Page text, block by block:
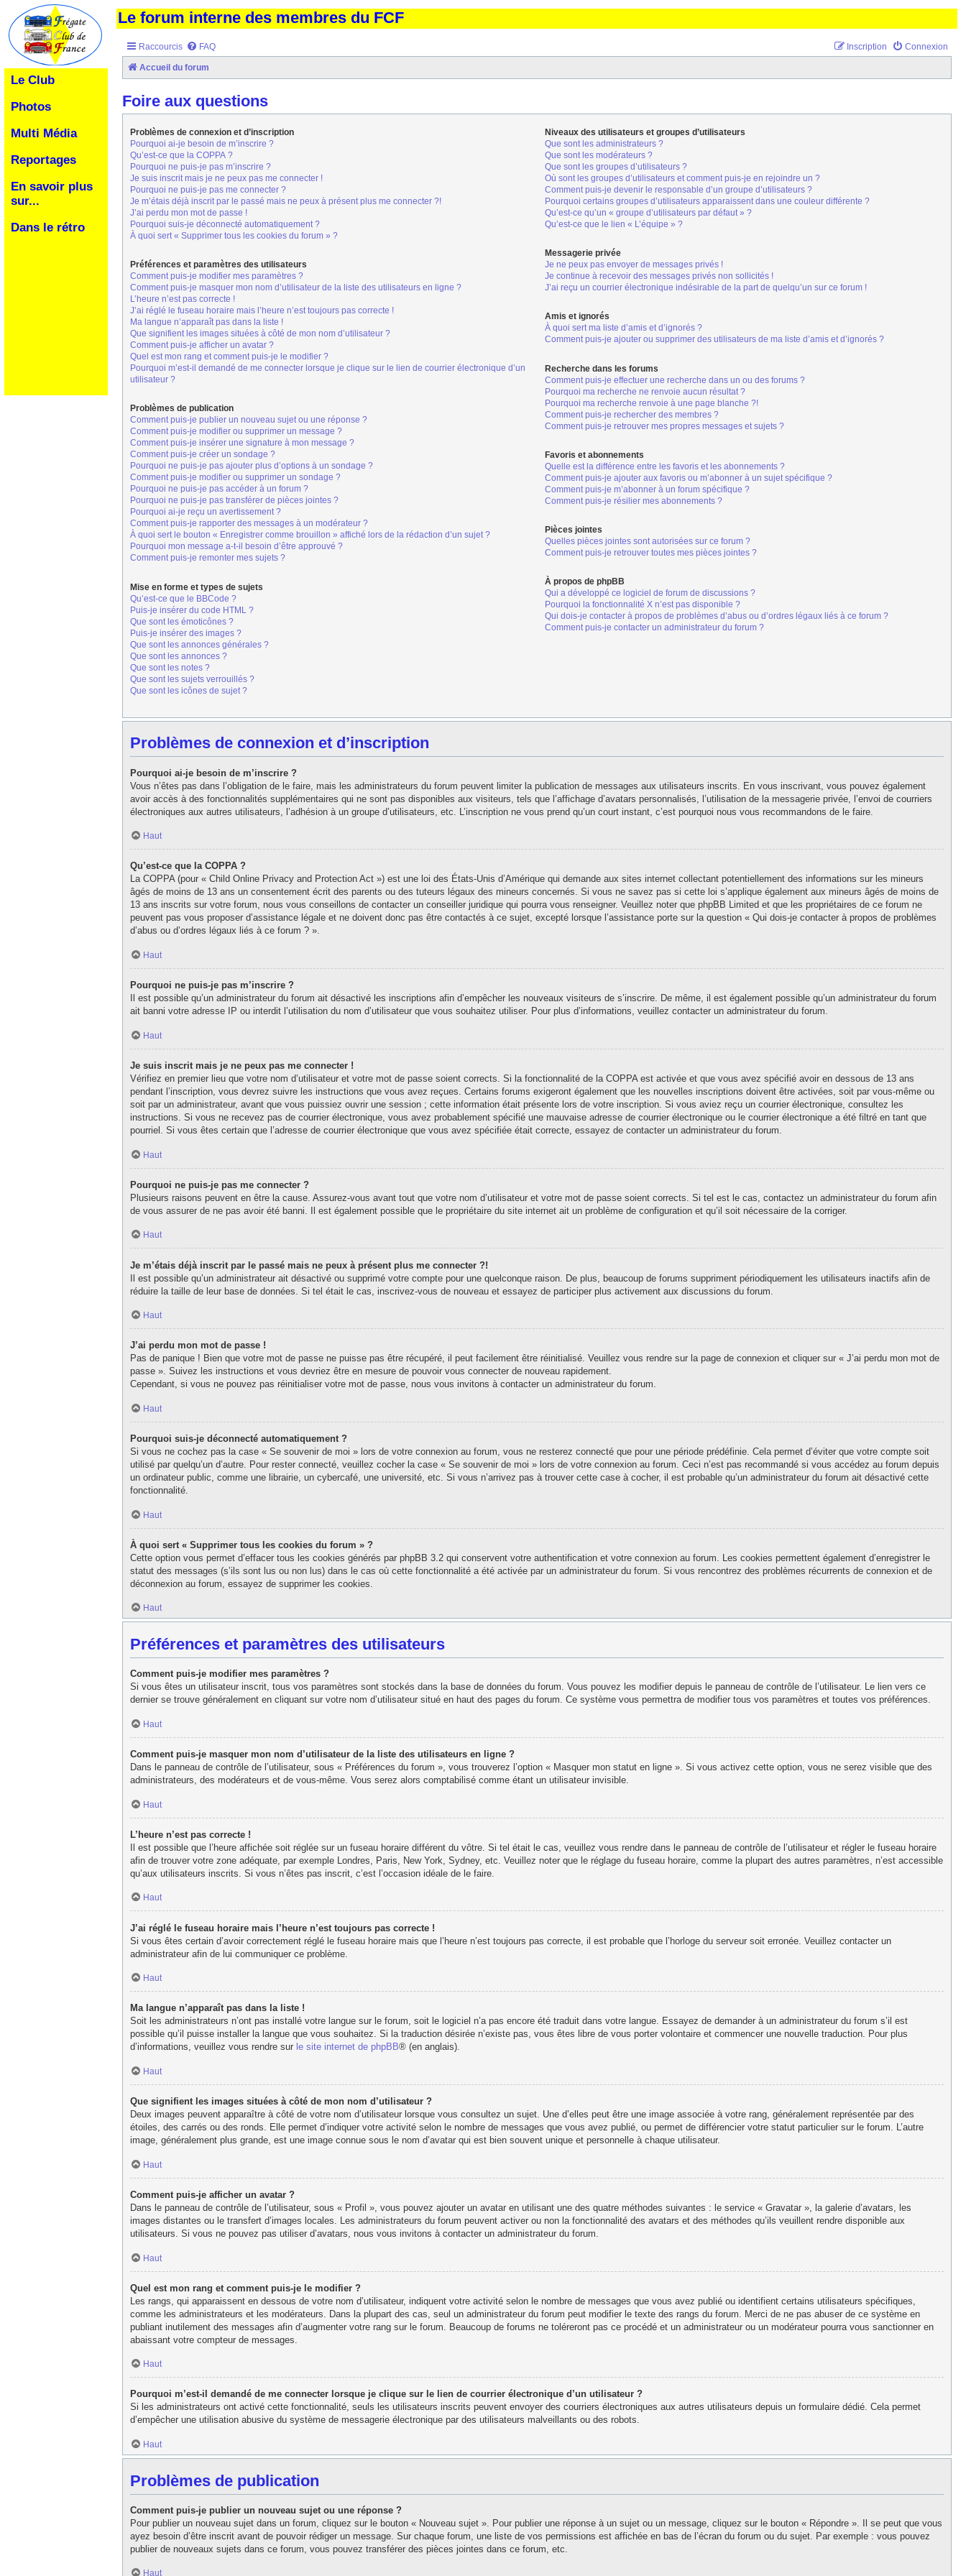
Le Club
Photos
Multi Média
Reportages
En savoir plus
sur...
Dans le rétro
Le forum interne des membres du FCF
Raccourcis FAQ Connexion
Inscription
Accueil du forum
Foire aux questions
Problèmes de connexion et d’inscription
Pourquoi ai-je besoin de m’inscrire ?
Qu’est-ce que la COPPA ?
Pourquoi ne puis-je pas m’inscrire ?
Je suis inscrit mais je ne peux pas me connecter !
Pourquoi ne puis-je pas me connecter ?
Je m’étais déjà inscrit par le passé mais ne peux à présent plus me connecter ?!
J’ai perdu mon mot de passe !
Pourquoi suis-je déconnecté automatiquement ?
À quoi sert « Supprimer tous les cookies du forum » ?
Préférences et paramètres des utilisateurs
Comment puis-je modifier mes paramètres ?
Comment puis-je masquer mon nom d’utilisateur de la liste des utilisateurs en ligne ?
L’heure n’est pas correcte !
J’ai réglé le fuseau horaire mais l’heure n’est toujours pas correcte !
Ma langue n’apparaît pas dans la liste !
Que signifient les images situées à côté de mon nom d’utilisateur ?
Comment puis-je afficher un avatar ?
Quel est mon rang et comment puis-je le modifier ?
Pourquoi m’est-il demandé de me connecter lorsque je clique sur le lien de courrier électronique d’un
utilisateur ?
Problèmes de publication
Comment puis-je publier un nouveau sujet ou une réponse ?
Comment puis-je modifier ou supprimer un message ?
Comment puis-je insérer une signature à mon message ?
Comment puis-je créer un sondage ?
Pourquoi ne puis-je pas ajouter plus d’options à un sondage ?
Comment puis-je modifier ou supprimer un sondage ?
Pourquoi ne puis-je pas accéder à un forum ?
Pourquoi ne puis-je pas transférer de pièces jointes ?
Pourquoi ai-je reçu un avertissement ?
Comment puis-je rapporter des messages à un modérateur ?
À quoi sert le bouton « Enregistrer comme brouillon » affiché lors de la rédaction d’un sujet ?
Pourquoi mon message a-t-il besoin d’être approuvé ?
Comment puis-je remonter mes sujets ?
Mise en forme et types de sujets
Qu’est-ce que le BBCode ?
Puis-je insérer du code HTML ?
Que sont les émoticônes ?
Puis-je insérer des images ?
Que sont les annonces générales ?
Que sont les annonces ?
Que sont les notes ?
Que sont les sujets verrouillés ?
Que sont les icônes de sujet ?
Niveaux des utilisateurs et groupes d’utilisateurs
Que sont les administrateurs ?
Que sont les modérateurs ?
Que sont les groupes d’utilisateurs ?
Où sont les groupes d’utilisateurs et comment puis-je en rejoindre un ?
Comment puis-je devenir le responsable d’un groupe d’utilisateurs ?
Pourquoi certains groupes d’utilisateurs apparaissent dans une couleur différente ?
Qu’est-ce qu’un « groupe d’utilisateurs par défaut » ?
Qu’est-ce que le lien « L’équipe » ?
Messagerie privée
Je ne peux pas envoyer de messages privés !
Je continue à recevoir des messages privés non sollicités !
J’ai reçu un courrier électronique indésirable de la part de quelqu’un sur ce forum !
Amis et ignorés
À quoi sert ma liste d’amis et d’ignorés ?
Comment puis-je ajouter ou supprimer des utilisateurs de ma liste d’amis et d’ignorés ?
Recherche dans les forums
Comment puis-je effectuer une recherche dans un ou des forums ?
Pourquoi ma recherche ne renvoie aucun résultat ?
Pourquoi ma recherche renvoie à une page blanche ?!
Comment puis-je rechercher des membres ?
Comment puis-je retrouver mes propres messages et sujets ?
Favoris et abonnements
Quelle est la différence entre les favoris et les abonnements ?
Comment puis-je ajouter aux favoris ou m’abonner à un sujet spécifique ?
Comment puis-je m’abonner à un forum spécifique ?
Comment puis-je résilier mes abonnements ?
Pièces jointes
Quelles pièces jointes sont autorisées sur ce forum ?
Comment puis-je retrouver toutes mes pièces jointes ?
À propos de phpBB
Qui a développé ce logiciel de forum de discussions ?
Pourquoi la fonctionnalité X n’est pas disponible ?
Qui dois-je contacter à propos de problèmes d’abus ou d’ordres légaux liés à ce forum ?
Comment puis-je contacter un administrateur du forum ?
Problèmes de connexion et d’inscription
Pourquoi ai-je besoin de m’inscrire ?
Vous n’êtes pas dans l’obligation de le faire, mais les administrateurs du forum peuvent limiter la publication de messages aux utilisateurs inscrits. En vous inscrivant, vous pouvez également
avoir accès à des fonctionnalités supplémentaires qui ne sont pas disponibles aux visiteurs, tels que l’affichage d’avatars personnalisés, l’utilisation de la messagerie privée, l’envoi de courriers
électroniques aux autres utilisateurs, l’adhésion à un groupe d’utilisateurs, etc. L’inscription ne vous prend qu’un court instant, c’est pourquoi nous vous recommandons de le faire.
Haut
Qu’est-ce que la COPPA ?
La COPPA (pour « Child Online Privacy and Protection Act ») est une loi des États-Unis d’Amérique qui demande aux sites internet collectant potentiellement des informations sur les mineurs
âgés de moins de 13 ans un consentement écrit des parents ou des tuteurs légaux des mineurs concernés. Si vous ne savez pas si cette loi s’applique également aux mineurs âgés de moins de
13 ans inscrits sur votre forum, nous vous conseillons de contacter un conseiller juridique qui pourra vous renseigner. Veuillez noter que phpBB Limited et que les propriétaires de ce forum ne
peuvent pas vous proposer d’assistance légale et ne doivent donc pas être contactés à ce sujet, excepté lorsque l’assistance porte sur la question « Qui dois-je contacter à propos de problèmes
d’abus ou d’ordres légaux liés à ce forum ? ».
Haut
Pourquoi ne puis-je pas m’inscrire ?
Il est possible qu’un administrateur du forum ait désactivé les inscriptions afin d’empêcher les nouveaux visiteurs de s’inscrire. De même, il est également possible qu’un administrateur du forum
ait banni votre adresse IP ou interdit l’utilisation du nom d’utilisateur que vous souhaitez utiliser. Pour plus d’informations, veuillez contacter un administrateur du forum.
Haut
Je suis inscrit mais je ne peux pas me connecter !
Vérifiez en premier lieu que votre nom d’utilisateur et votre mot de passe soient corrects. Si la fonctionnalité de la COPPA est activée et que vous avez spécifié avoir en dessous de 13 ans
pendant l’inscription, vous devrez suivre les instructions que vous avez reçues. Certains forums exigeront également que les nouvelles inscriptions doivent être activées, soit par vous-même ou
soit par un administrateur, avant que vous puissiez ouvrir une session ; cette information était présente lors de votre inscription. Si vous aviez reçu un courrier électronique, consultez les
instructions. Si vous ne recevez pas de courrier électronique, vous avez probablement spécifié une mauvaise adresse de courrier électronique ou le courrier électronique a été filtré en tant que
pourriel. Si vous êtes certain que l’adresse de courrier électronique que vous avez spécifiée était correcte, essayez de contacter un administrateur du forum.
Haut
Pourquoi ne puis-je pas me connecter ?
Plusieurs raisons peuvent en être la cause. Assurez-vous avant tout que votre nom d’utilisateur et votre mot de passe soient corrects. Si tel est le cas, contactez un administrateur du forum afin
de vous assurer de ne pas avoir été banni. Il est également possible que le propriétaire du site internet ait un problème de configuration et qu’il soit nécessaire de la corriger.
Haut
Je m’étais déjà inscrit par le passé mais ne peux à présent plus me connecter ?!
Il est possible qu’un administrateur ait désactivé ou supprimé votre compte pour une quelconque raison. De plus, beaucoup de forums suppriment périodiquement les utilisateurs inactifs afin de
réduire la taille de leur base de données. Si tel était le cas, inscrivez-vous de nouveau et essayez de participer plus activement aux discussions du forum.
Haut
J’ai perdu mon mot de passe !
Pas de panique ! Bien que votre mot de passe ne puisse pas être récupéré, il peut facilement être réinitialisé. Veuillez vous rendre sur la page de connexion et cliquer sur « J’ai perdu mon mot de
passe ». Suivez les instructions et vous devriez être en mesure de pouvoir vous connecter de nouveau rapidement.
Cependant, si vous ne pouvez pas réinitialiser votre mot de passe, nous vous invitons à contacter un administrateur du forum.
Haut
Pourquoi suis-je déconnecté automatiquement ?
Si vous ne cochez pas la case « Se souvenir de moi » lors de votre connexion au forum, vous ne resterez connecté que pour une période prédéfinie. Cela permet d’éviter que votre compte soit
utilisé par quelqu’un d’autre. Pour rester connecté, veuillez cocher la case « Se souvenir de moi » lors de votre connexion au forum. Ceci n’est pas recommandé si vous accédez au forum depuis
un ordinateur public, comme une librairie, un cybercafé, une université, etc. Si vous n’arrivez pas à trouver cette case à cocher, il est probable qu’un administrateur du forum ait désactivé cette
fonctionnalité.
Haut
À quoi sert « Supprimer tous les cookies du forum » ?
Cette option vous permet d’effacer tous les cookies générés par phpBB 3.2 qui conservent votre authentification et votre connexion au forum. Les cookies permettent également d’enregistrer le
statut des messages (s’ils sont lus ou non lus) dans le cas où cette fonctionnalité a été activée par un administrateur du forum. Si vous rencontrez des problèmes récurrents de connexion et de
déconnexion au forum, essayez de supprimer les cookies.
Haut
Préférences et paramètres des utilisateurs
Comment puis-je modifier mes paramètres ?
Si vous êtes un utilisateur inscrit, tous vos paramètres sont stockés dans la base de données du forum. Vous pouvez les modifier depuis le panneau de contrôle de l’utilisateur. Le lien vers ce
dernier se trouve généralement en cliquant sur votre nom d’utilisateur situé en haut des pages du forum. Ce système vous permettra de modifier tous vos paramètres et toutes vos préférences.
Haut
Comment puis-je masquer mon nom d’utilisateur de la liste des utilisateurs en ligne ?
Dans le panneau de contrôle de l’utilisateur, sous « Préférences du forum », vous trouverez l’option « Masquer mon statut en ligne ». Si vous activez cette option, vous ne serez visible que des
administrateurs, des modérateurs et de vous-même. Vous serez alors comptabilisé comme étant un utilisateur invisible.
Haut
L’heure n’est pas correcte !
Il est possible que l’heure affichée soit réglée sur un fuseau horaire différent du vôtre. Si tel était le cas, veuillez vous rendre dans le panneau de contrôle de l’utilisateur et régler le fuseau horaire
afin de trouver votre zone adéquate, par exemple Londres, Paris, New York, Sydney, etc. Veuillez noter que le réglage du fuseau horaire, comme la plupart des autres paramètres, n’est accessible
qu’aux utilisateurs inscrits. Si vous n’êtes pas inscrit, c’est l’occasion idéale de le faire.
Haut
J’ai réglé le fuseau horaire mais l’heure n’est toujours pas correcte !
Si vous êtes certain d’avoir correctement réglé le fuseau horaire mais que l’heure n’est toujours pas correcte, il est probable que l’horloge du serveur soit erronée. Veuillez contacter un
administrateur afin de lui communiquer ce problème.
Haut
Ma langue n’apparaît pas dans la liste !
Soit les administrateurs n’ont pas installé votre langue sur le forum, soit le logiciel n’a pas encore été traduit dans votre langue. Essayez de demander à un administrateur du forum s’il est
possible qu’il puisse installer la langue que vous souhaitez. Si la traduction désirée n’existe pas, vous êtes libre de vous porter volontaire et commencer une nouvelle traduction. Pour plus
d’informations, veuillez vous rendre sur le site internet de phpBB® (en anglais).
Haut
Que signifient les images situées à côté de mon nom d’utilisateur ?
Deux images peuvent apparaître à côté de votre nom d’utilisateur lorsque vous consultez un sujet. Une d’elles peut être une image associée à votre rang, généralement représentée par des
étoiles, des carrés ou des ronds. Elle permet d’indiquer votre activité selon le nombre de messages que vous avez publié, ou permet de différencier votre statut particulier sur le forum. L’autre
image, généralement plus grande, est une image connue sous le nom d’avatar qui est bien souvent unique et personnelle à chaque utilisateur.
Haut
Comment puis-je afficher un avatar ?
Dans le panneau de contrôle de l’utilisateur, sous « Profil », vous pouvez ajouter un avatar en utilisant une des quatre méthodes suivantes : le service « Gravatar », la galerie d’avatars, les
images distantes ou le transfert d’images locales. Les administrateurs du forum peuvent activer ou non la fonctionnalité des avatars et des méthodes qu’ils veuillent rendre disponible aux
utilisateurs. Si vous ne pouvez pas utiliser d’avatars, nous vous invitons à contacter un administrateur du forum.
Haut
Quel est mon rang et comment puis-je le modifier ?
Les rangs, qui apparaissent en dessous de votre nom d’utilisateur, indiquent votre activité selon le nombre de messages que vous avez publié ou identifient certains utilisateurs spécifiques,
comme les administrateurs et les modérateurs. Dans la plupart des cas, seul un administrateur du forum peut modifier le texte des rangs du forum. Merci de ne pas abuser de ce système en
publiant inutilement des messages afin d’augmenter votre rang sur le forum. Beaucoup de forums ne toléreront pas ce procédé et un administrateur ou un modérateur pourra vous sanctionner en
abaissant votre compteur de messages.
Haut
Pourquoi m’est-il demandé de me connecter lorsque je clique sur le lien de courrier électronique d’un utilisateur ?
Si les administrateurs ont activé cette fonctionnalité, seuls les utilisateurs inscrits peuvent envoyer des courriers électroniques aux autres utilisateurs depuis un formulaire dédié. Cela permet
d’empêcher une utilisation abusive du système de messagerie électronique par des utilisateurs malveillants ou des robots.
Haut
Problèmes de publication
Comment puis-je publier un nouveau sujet ou une réponse ?
Pour publier un nouveau sujet dans un forum, cliquez sur le bouton « Nouveau sujet ». Pour publier une réponse à un sujet ou un message, cliquez sur le bouton « Répondre ». Il se peut que vous
ayez besoin d’être inscrit avant de pouvoir rédiger un message. Sur chaque forum, une liste de vos permissions est affichée en bas de l’écran du forum ou du sujet. Par exemple : vous pouvez
publier de nouveaux sujets dans ce forum, vous pouvez transférer des pièces jointes dans ce forum, etc.
Haut